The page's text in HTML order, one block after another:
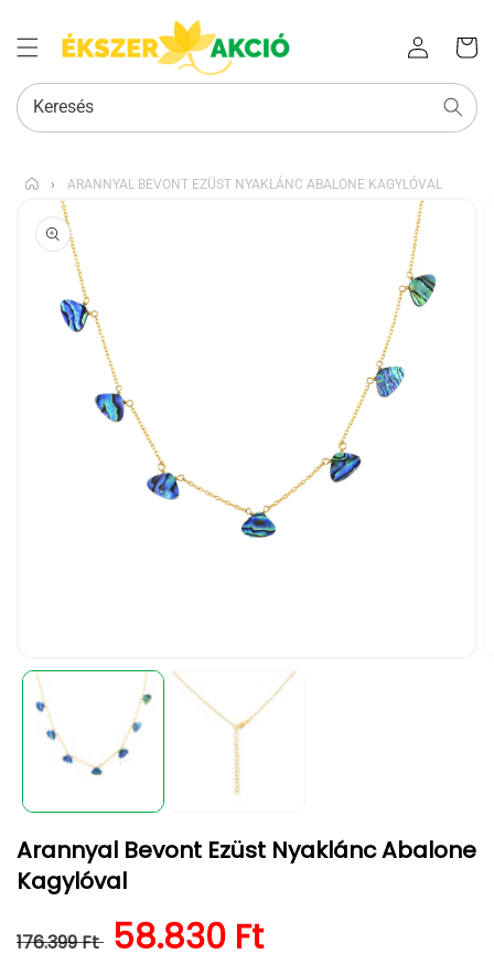
Bejelentkezés
kosara
Keresés
› ARANNYAL BEVONT EZÜST NYAKLÁNC ABALONE KAGYLÓVAL
KIHAGYÁS, ÉS
UGRÁS A
TERMÉKADATOKRA
médiafájl
megnyitása
modális
párbeszédpanelen
Arannyal Bevont Ezüst Nyaklánc Abalone
Kagylóval
Normál ár
176.399 Ft Kedvezményes ár
58.830 Ft